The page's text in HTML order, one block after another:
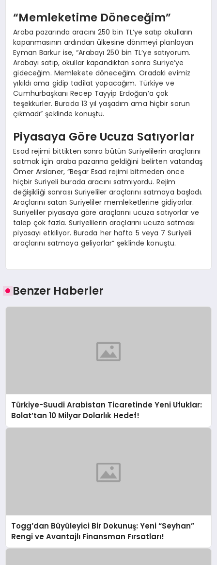
“Memleketime Döneceğim”
Araba pazarında aracını 250 bin TL’ye satıp okulların
kapanmasının ardından ülkesine dönmeyi planlayan
Eyman Barkur ise, “Arabayı 250 bin TL’ye satıyorum.
Arabayı satıp, okullar kapandıktan sonra Suriye’ye
gideceğim. Memlekete döneceğim. Oradaki evimiz
yıkıldı ama gidip tadilat yapacağım. Türkiye ve
Cumhurbaşkanı Recep Tayyip Erdoğan’a çok
teşekkürler. Burada 13 yıl yaşadım ama hiçbir sorun
çıkmadı” şeklinde konuştu.
Piyasaya Göre Ucuza Satıyorlar
Esad rejimi bittikten sonra bütün Suriyelilerin araçlarını
satmak için araba pazarına geldiğini belirten vatandaş
Ömer Arslaner, “Beşar Esad rejimi bitmeden önce
hiçbir Suriyeli burada aracını satmıyordu. Rejim
değişikliği sonrası Suriyeliler araçlarını satmaya başladı.
Araçlarını satan Suriyeliler memleketlerine gidiyorlar.
Suriyeliler piyasaya göre araçlarını ucuza satıyorlar ve
talep çok fazla. Suriyelilerin araçlarını ucuza satması
piyasayı etkiliyor. Burada her hafta 5 veya 7 Suriyeli
araçlarını satmaya geliyorlar” şeklinde konuştu.
Benzer Haberler
Türkiye-Suudi Arabistan Ticaretinde Yeni Ufuklar:
Bolat’tan 10 Milyar Dolarlık Hedef!
Togg’dan Büyüleyici Bir Dokunuş: Yeni “Seyhan”
Rengi ve Avantajlı Finansman Fırsatları!